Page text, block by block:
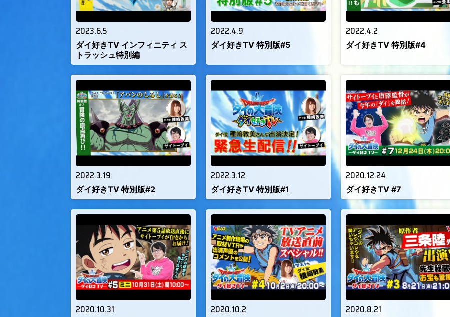
2023.6.5
ダイ好きTV インフィニティ ス
トラッシュ特別編
2022.4.9
ダイ好きTV 特別版#5
2022.4.2
ダイ好きTV 特別版#4
2022.3.19
ダイ好きTV 特別版#2
2022.3.12
ダイ好きTV 特別版#1
2020.12.24
ダイ好きTV #7
2020.10.31 2020.10.2 2020.8.21